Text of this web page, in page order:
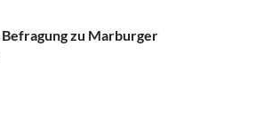
Befragung zu Marburger